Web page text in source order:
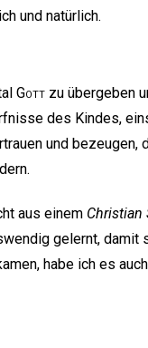
und natürlich.
Gott zu übergeben
des Kindes,
und bezeugen,
aus einem Christian
gelernt, damit
habe ich es